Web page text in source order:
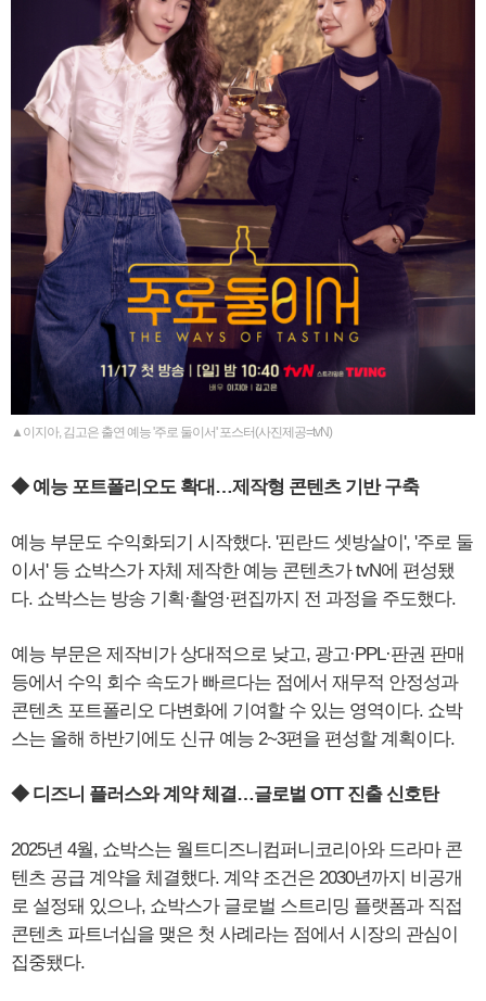
▲이지아, 김고은 출연 예능 '주로 둘이서' 포스터(사진제공=tvN)
◆ 예능 포트폴리오도 확대…제작형 콘텐츠 기반 구축
예능 부문도 수익화되기 시작했다. '핀란드 셋방살이', '주로 둘
이서' 등 쇼박스가 자체 제작한 예능 콘텐츠가 tvN에 편성됐
다. 쇼박스는 방송 기획·촬영·편집까지 전 과정을 주도했다.
예능 부문은 제작비가 상대적으로 낮고, 광고·PPL·판권 판매
등에서 수익 회수 속도가 빠르다는 점에서 재무적 안정성과
콘텐츠 포트폴리오 다변화에 기여할 수 있는 영역이다. 쇼박
스는 올해 하반기에도 신규 예능 2~3편을 편성할 계획이다.
◆ 디즈니 플러스와 계약 체결…글로벌 OTT 진출 신호탄
2025년 4월, 쇼박스는 월트디즈니컴퍼니코리아와 드라마 콘
텐츠 공급 계약을 체결했다. 계약 조건은 2030년까지 비공개
로 설정돼 있으나, 쇼박스가 글로벌 스트리밍 플랫폼과 직접
콘텐츠 파트너십을 맺은 첫 사례라는 점에서 시장의 관심이
집중됐다.